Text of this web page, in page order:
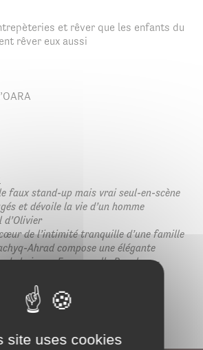
et rêver que les enfants du
rêver eux aussi
faux stand-up mais vrai seul-en-scène
et dévoile la vie d’un homme
d’Olivier
de l’intimité tranquille d’une famille
Ahrad compose une élégante
de haine. » Emmanuelle Bouchez –
site uses cookies